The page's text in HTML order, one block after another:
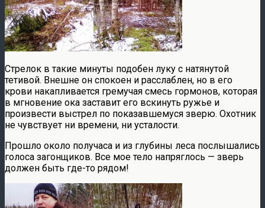
Стрелок в такие минуты подобен луку с натянутой
тетивой. Внешне он спокоен и расслаблен, но в его
крови накапливается гремучая смесь гормонов, которая
в мгновение ока заставит его вскинуть ружье и
произвести выстрел по показавшемуся зверю. Охотник
не чувствует ни времени, ни усталости.
Прошло около получаса и из глубины леса послышались
голоса загонщиков. Все мое тело напряглось — зверь
должен быть где-то рядом!